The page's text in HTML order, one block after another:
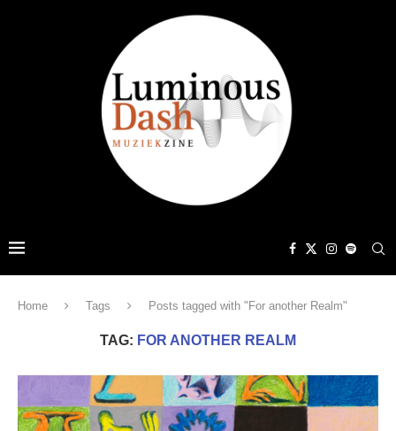
Home Tags Posts tagged with "For another Realm"
TAG: FOR ANOTHER REALM